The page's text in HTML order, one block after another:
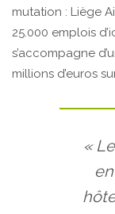
mutation : Liège
25.000 emplois
s’accompagne
millions d’euros
«